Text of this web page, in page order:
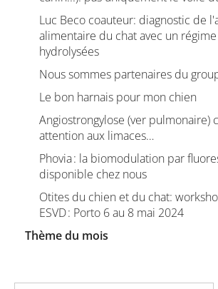
Luc Beco coauteur: diagnostic de
alimentaire du chat avec un
hydrolysées
Nous sommes partenaires du
Le bon harnais pour mon chien
Angiostrongylose (ver pulmonaire)
attention aux limaces…
Phovia : la biomodulation par
disponible chez nous
Otites du chien et du chat:
ESVD : Porto 6 au 8 mai 2024
Thème du mois